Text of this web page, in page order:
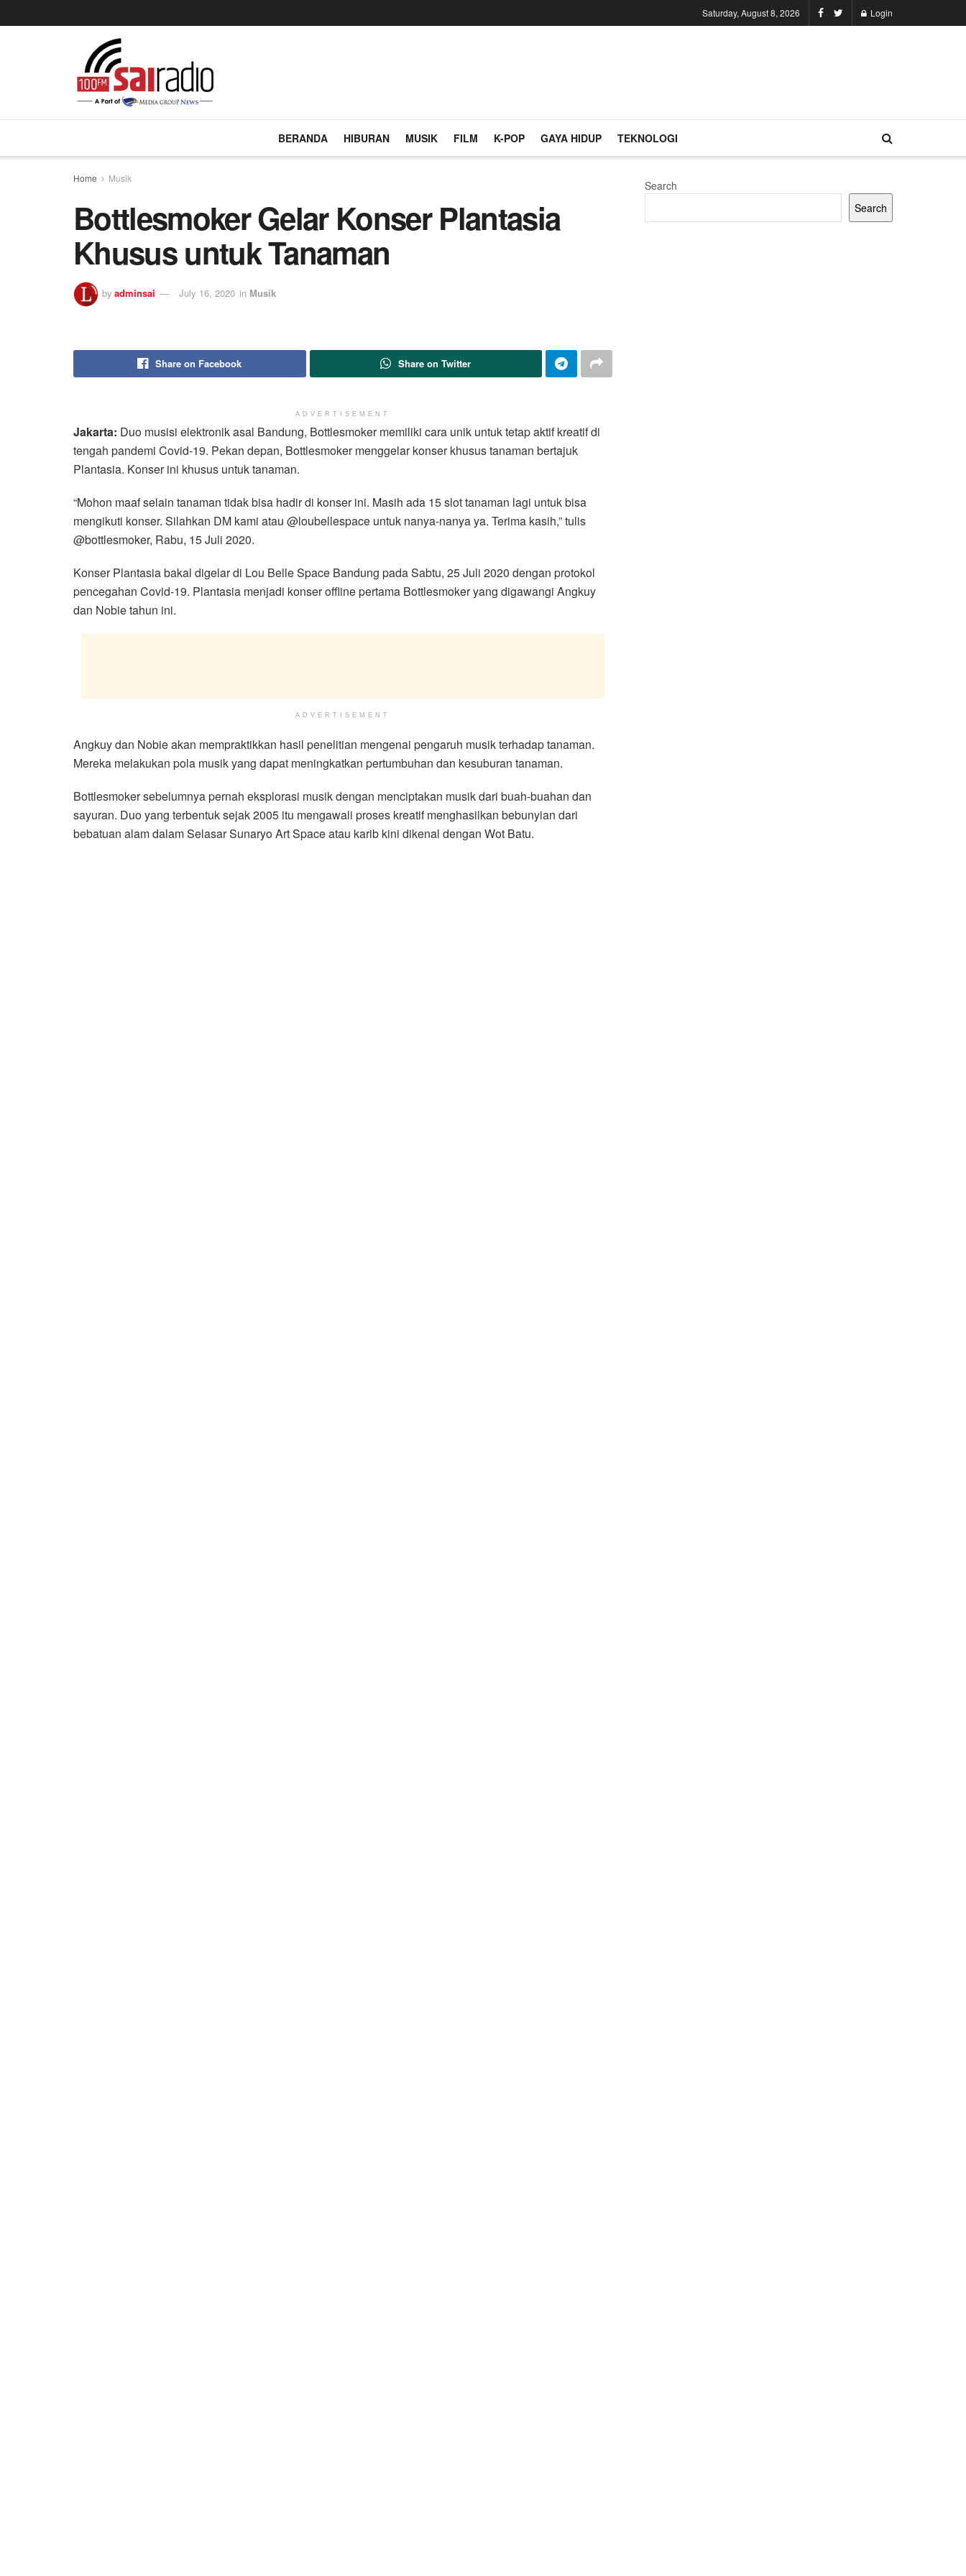
Saturday, August 8, 2026 Login
BERANDA HIBURAN MUSIK FILM K-POP GAYA HIDUP TEKNOLOGI
Home Musik
Bottlesmoker Gelar Konser Plantasia
Khusus untuk Tanaman
by adminsai July 16, 2020 in Musik
Share on Facebook Share on Twitter
ADVERTISEMENT
Jakarta: Duo musisi elektronik asal Bandung, Bottlesmoker memiliki cara unik untuk tetap aktif kreatif di
tengah pandemi Covid-19. Pekan depan, Bottlesmoker menggelar konser khusus tanaman bertajuk
Plantasia. Konser ini khusus untuk tanaman.
“Mohon maaf selain tanaman tidak bisa hadir di konser ini. Masih ada 15 slot tanaman lagi untuk bisa
mengikuti konser. Silahkan DM kami atau @loubellespace untuk nanya-nanya ya. Terima kasih,” tulis
@bottlesmoker, Rabu, 15 Juli 2020.
Konser Plantasia bakal digelar di Lou Belle Space Bandung pada Sabtu, 25 Juli 2020 dengan protokol
pencegahan Covid-19. Plantasia menjadi konser offline pertama Bottlesmoker yang digawangi Angkuy
dan Nobie tahun ini.
ADVERTISEMENT
Angkuy dan Nobie akan mempraktikkan hasil penelitian mengenai pengaruh musik terhadap tanaman.
Mereka melakukan pola musik yang dapat meningkatkan pertumbuhan dan kesuburan tanaman.
Bottlesmoker sebelumnya pernah eksplorasi musik dengan menciptakan musik dari buah-buahan dan
sayuran. Duo yang terbentuk sejak 2005 itu mengawali proses kreatif menghasilkan bebunyian dari
bebatuan alam dalam Selasar Sunaryo Art Space atau karib kini dikenal dengan Wot Batu.
Search
Search